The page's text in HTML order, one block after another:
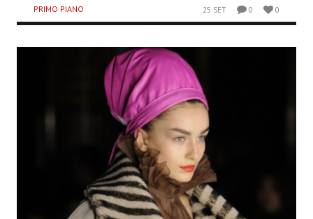
PRIMO PIANO 25 SET 0 0